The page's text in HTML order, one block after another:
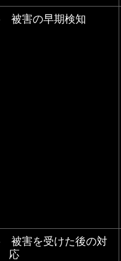
被害の早期検知
被害を受けた後の対
応